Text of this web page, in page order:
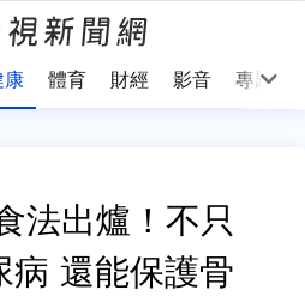
康 體育 財經 影音 專題
法出爐！不只
病 還能保護骨